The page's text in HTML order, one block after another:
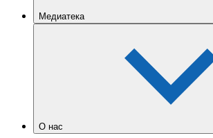
Медиатека
О нас